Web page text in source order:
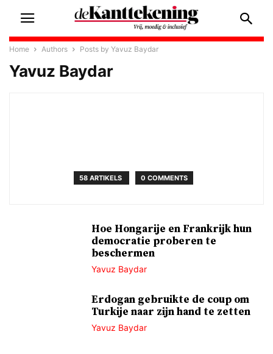
Home Authors Posts by Yavuz Baydar
Yavuz Baydar
58 ARTIKELS 0 COMMENTS
Hoe Hongarije en Frankrijk hun
democratie proberen te
beschermen
Yavuz Baydar
Erdogan gebruikte de coup om
Turkije naar zijn hand te zetten
Yavuz Baydar